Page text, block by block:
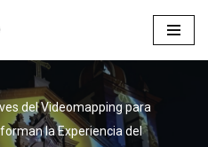
del Videomapping para
la Experiencia del